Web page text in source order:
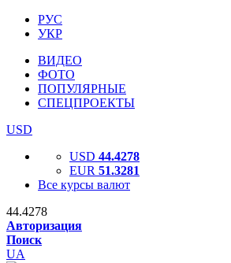
РУС
УКР
ВИДЕО
ФОТО
ПОПУЛЯРНЫЕ
СПЕЦПРОЕКТЫ
USD
USD 44.4278
EUR 51.3281
Все курсы валют
44.4278
Авторизация
Поиск
UA